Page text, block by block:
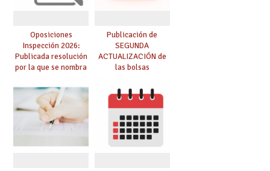
Oposiciones
Inspección 2026:
Publicada resolución
por la que se nombra
prácticas, se regulan
dichas prácticas y se
convoca acto público
de adjudicación
Publicación de
SEGUNDA
ACTUALIZACIÓN de
las bolsas
Cuerpo de Maestros
de especialidades
convocadas a
oposición